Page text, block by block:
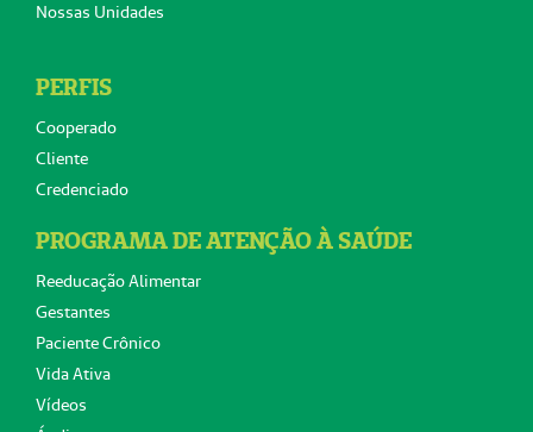
Nossas Unidades
PERFIS
Cooperado
Cliente
Credenciado
PROGRAMA DE ATENÇÃO À SAÚDE
Reeducação Alimentar
Gestantes
Paciente Crônico
Vida Ativa
Vídeos